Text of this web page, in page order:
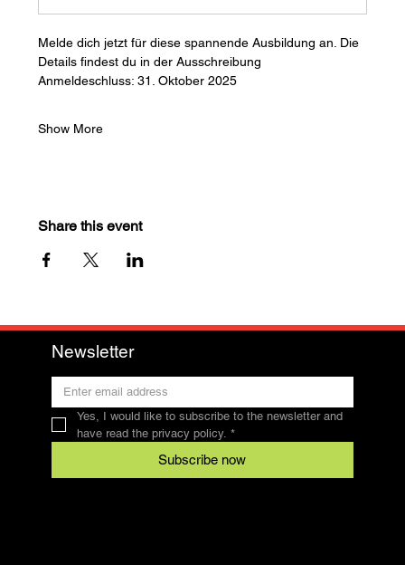
Melde dich jetzt für diese spannende Ausbildung an. Die
Details findest du in der Ausschreibung
Anmeldeschluss: 31. Oktober 2025
Show More
Share this event
Newsletter
Yes, I would like to subscribe to the newsletter and
have read the privacy policy. *
Subscribe now